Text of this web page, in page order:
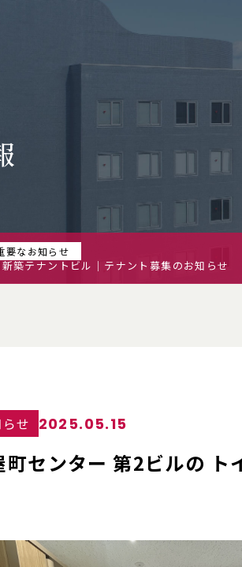
要なお知らせ
築テナントビル｜テナント募集のお知らせ
せ 2025.05.15
町センター 第2ビルの ト